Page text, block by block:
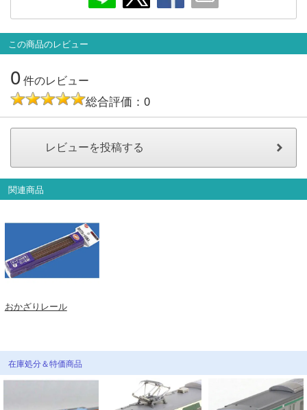
会社概要
© 2026 Mid Japan, Inc.
この商品のレビュー
0件のレビュー
総合評価：0
関連商品
おかざりレール
在庫処分＆特価商品